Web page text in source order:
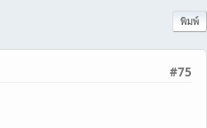
พิมพ์
#75